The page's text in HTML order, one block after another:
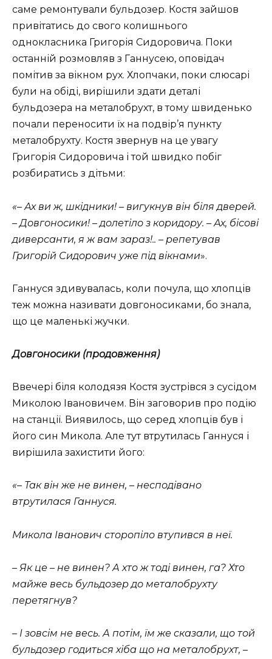
саме ремонтували бульдозер. Костя зайшов
привітатись до свого колишнього
однокласника Григорія Сидоровича. Поки
останній розмовляв з Ганнусею, оповідач
помітив за вікном рух. Хлопчаки, поки слюсарі
були на обіді, вирішили здати деталі
бульдозера на металобрухт, в тому швиденько
почали переносити їх на подвір’я пункту
металобрухту. Костя звернув на це увагу
Григорія Сидоровича і той швидко побіг
розбиратись з дітьми:
«– Ах ви ж, шкідники! – вигукнув він біля дверей.
– Довгоносики! – долетіло з коридору. – Ах, бісові
диверсанти, я ж вам зараз!.. – репетував
Григорій Сидорович уже під вікнами».
Ганнуся здивувалась, коли почула, що хлопців
теж можна називати довгоносиками, бо знала,
що це маленькі жучки.
Довгоносики (продовження)
Ввечері біля колодязя Костя зустрівся з сусідом
Миколою Івановичем. Він заговорив про подію
на станції. Виявилось, що серед хлопців був і
його син Микола. Але тут втрутилась Ганнуся і
вирішила захистити його:
«– Так він же не винен, – несподівано
втрутилася Ганнуся.
Микола Іванович сторопіло втупився в неї.
– Як це – не винен? А хто ж тоді винен, га? Хто
майже весь бульдозер до металобрухту
перетягнув?
– І зовсім не весь. А потім, їм же сказали, що той
бульдозер годиться хіба що на металобрухт, –